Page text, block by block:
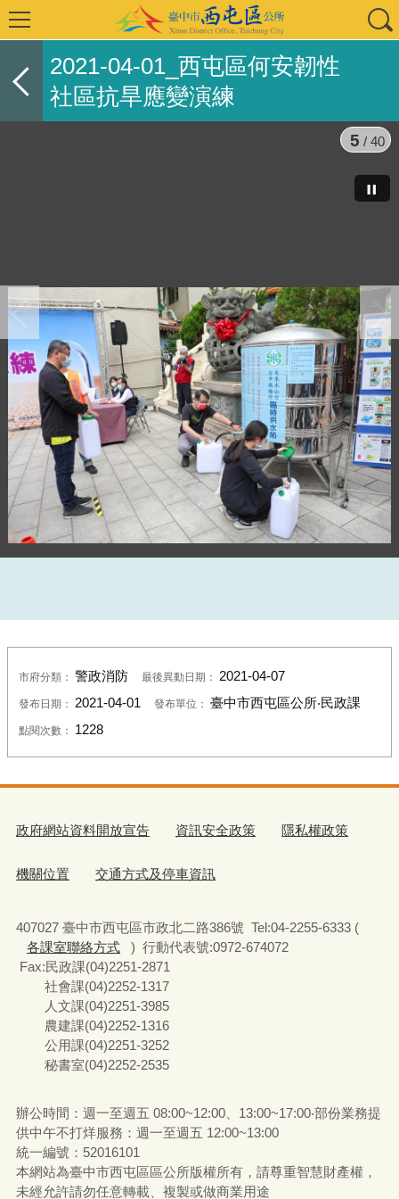
2021-04-01_西屯區何安韌性
社區抗旱應變演練
6 / 40
市府分類： 警政消防 最後異動日期： 2021-04-07
發布日期： 2021-04-01 發布單位： 臺中市西屯區公所‧民政課
點閱次數： 1228
政府網站資料開放宣告 資訊安全政策 隱私權政策
機關位置 交通方式及停車資訊
407027 臺中市西屯區市政北二路386號 Tel:04-2255-6333 (
各課室聯絡方式
) 行動代表號:0972-674072
Fax:民政課(04)2251-2871
社會課(04)2252-1317
人文課(04)2251-3985
農建課(04)2252-1316
公用課(04)2251-3252
秘書室(04)2252-2535
辦公時間：週一至週五 08:00~12:00、13:00~17:00‧部份業務提
供中午不打烊服務：週一至週五 12:00~13:00
統一編號：52016101
本網站為臺中市西屯區區公所版權所有，請尊重智慧財產權，
未經允許請勿任意轉載、複製或做商業用途